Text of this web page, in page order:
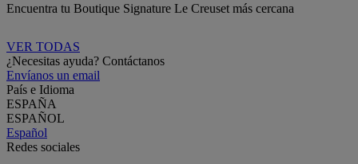
Encuentra tu Boutique Signature Le Creuset más cercana
VER TODAS
¿Necesitas ayuda? Contáctanos
Envíanos un email
País e Idioma
ESPAÑA
ESPAÑOL
Español
Redes sociales